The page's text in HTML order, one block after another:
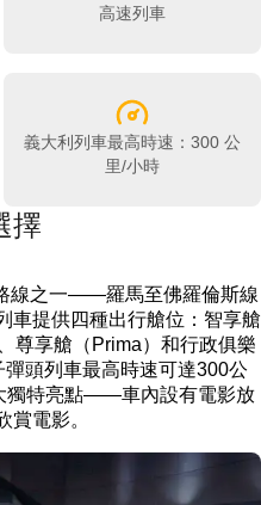
高速列車
義大利列車最高時速：300 公
里/小時
擇
線之一——羅馬至佛羅倫斯線
提供四種出行艙位：智享艙
尊享艙（Prima）和行政俱樂
頭列車最高時速可達300公
獨特亮點——車內設有電影放
賞電影。